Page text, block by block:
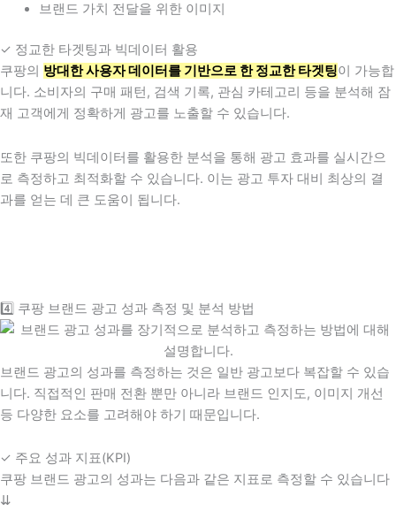
브랜드 가치 전달을 위한 이미지
✓ 정교한 타겟팅과 빅데이터 활용
쿠팡의 방대한 사용자 데이터를 기반으로 한 정교한 타겟팅이 가능합
니다. 소비자의 구매 패턴, 검색 기록, 관심 카테고리 등을 분석해 잠
재 고객에게 정확하게 광고를 노출할 수 있습니다.
또한 쿠팡의 빅데이터를 활용한 분석을 통해 광고 효과를 실시간으
로 측정하고 최적화할 수 있습니다. 이는 광고 투자 대비 최상의 결
과를 얻는 데 큰 도움이 됩니다.
4️⃣ 쿠팡 브랜드 광고 성과 측정 및 분석 방법
브랜드 광고의 성과를 측정하는 것은 일반 광고보다 복잡할 수 있습
니다. 직접적인 판매 전환 뿐만 아니라 브랜드 인지도, 이미지 개선
등 다양한 요소를 고려해야 하기 때문입니다.
✓ 주요 성과 지표(KPI)
쿠팡 브랜드 광고의 성과는 다음과 같은 지표로 측정할 수 있습니다
⇊